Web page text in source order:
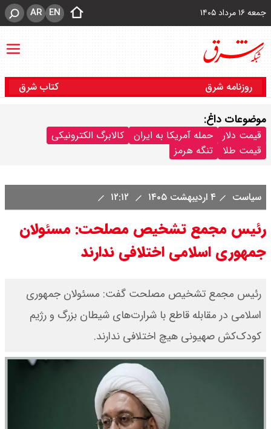
جمعه ۱۶ مرداد ۱۴۰۵ EN
AR
روزنامه شرق کتاب شرق
موضوعات داغ:
قیمت دلار حمله آمریکا به ایران
کالابرگ الکترونیکی
قیمت طلا
تنگه هرمز
سیاست ۴ اردیبهشت ۱۴۰۵
رئیس مجمع تشخیص مصلحت: مسئولان
جمهوری اسلامی اختلافی ندارند
رئیس مجمع تشخیص مصلحت گفت: مسئولان جمهوری
اسلامی در مقابله قاطع با شرارت‌های شیطان بزرگ و رژیم
کودک‌کش صهیونی هیچ اختلافی ندارند.